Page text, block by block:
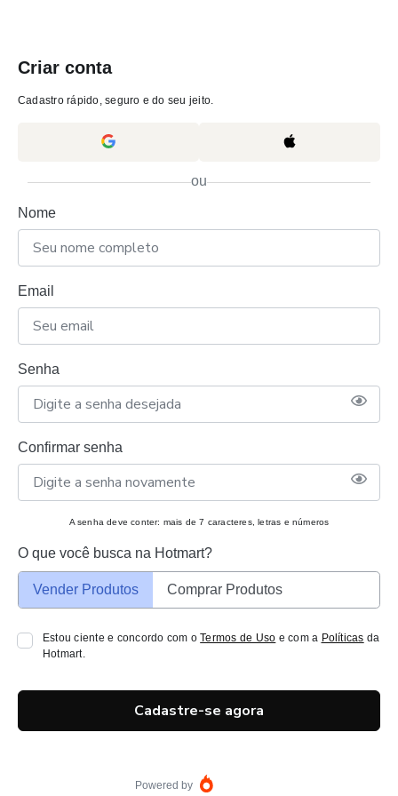
Criar conta
Cadastro rápido, seguro e do seu jeito.
ou
Nome
Email
Senha
Confirmar senha
A senha deve conter: mais de 7 caracteres, letras e números
O que você busca na Hotmart?
Vender Produtos Comprar Produtos
Estou ciente e concordo com oTermos de Uso e com a Políticas da
Hotmart.
Cadastre-se agora
Powered by